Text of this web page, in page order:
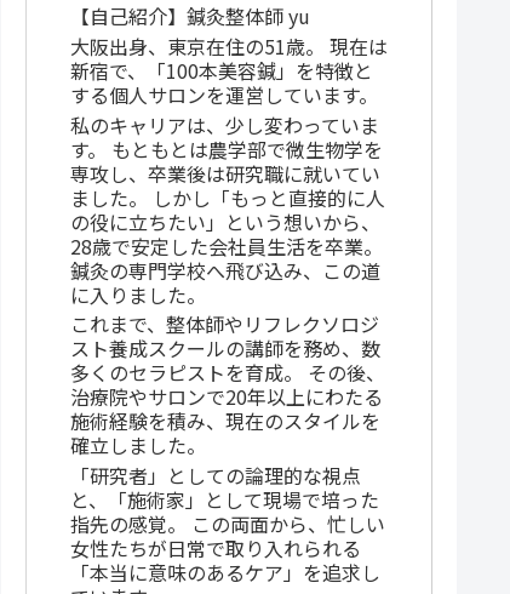
【自己紹介】鍼灸整体師 yu
大阪出身、東京在住の51歳。 現在は
新宿で、「100本美容鍼」を特徴と
する個人サロンを運営しています。
私のキャリアは、少し変わっていま
す。 もともとは農学部で微生物学を
専攻し、卒業後は研究職に就いてい
ました。 しかし「もっと直接的に人
の役に立ちたい」という想いから、
28歳で安定した会社員生活を卒業。
鍼灸の専門学校へ飛び込み、この道
に入りました。
これまで、整体師やリフレクソロジ
スト養成スクールの講師を務め、数
多くのセラピストを育成。 その後、
治療院やサロンで20年以上にわたる
施術経験を積み、現在のスタイルを
確立しました。
「研究者」としての論理的な視点
と、「施術家」として現場で培った
指先の感覚。 この両面から、忙しい
女性たちが日常で取り入れられる
「本当に意味のあるケア」を追求し